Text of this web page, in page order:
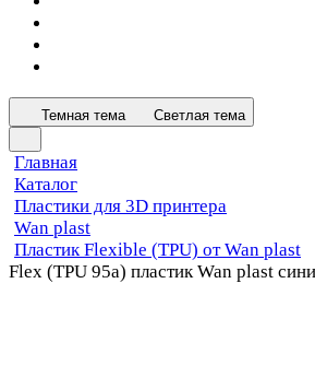
Темная тема Светлая тема
Главная
Каталог
Пластики для 3D принтера
Wan plast
Пластик Flexible (TPU) от Wan plast
Flex (TPU 95a) пластик Wan plast